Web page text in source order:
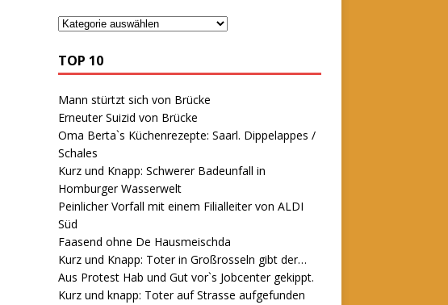
TOP 10
Mann stürtzt sich von Brücke
Erneuter Suizid von Brücke
Oma Berta`s Küchenrezepte: Saarl. Dippelappes /
Schales
Kurz und Knapp: Schwerer Badeunfall in
Homburger Wasserwelt
Peinlicher Vorfall mit einem Filialleiter von ALDI
Süd
Faasend ohne De Hausmeischda
Kurz und Knapp: Toter in Großrosseln gibt der…
Aus Protest Hab und Gut vor`s Jobcenter gekippt.
Kurz und knapp: Toter auf Strasse aufgefunden